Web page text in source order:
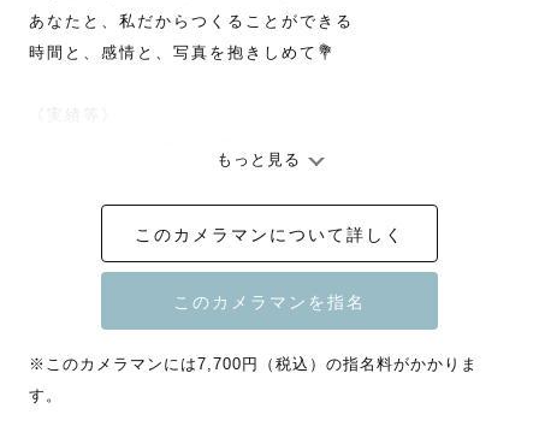
あなたと、私だからつくることができる
時間と、感情と、写真を抱きしめて💐
《実績等》
🏆Lovegraph Quater Award 2024
カップル部門優秀賞受賞
Lovegraph Quater Award 2026
🎖️Lovegraph Award 2025
特別賞受賞
🧑🏻‍🏫Lovegraphスクール事業講師担当
もっと見る
このカメラマンについて詳しく
※このカメラマンには7,700円（税込）の指名料がかかりま
す。